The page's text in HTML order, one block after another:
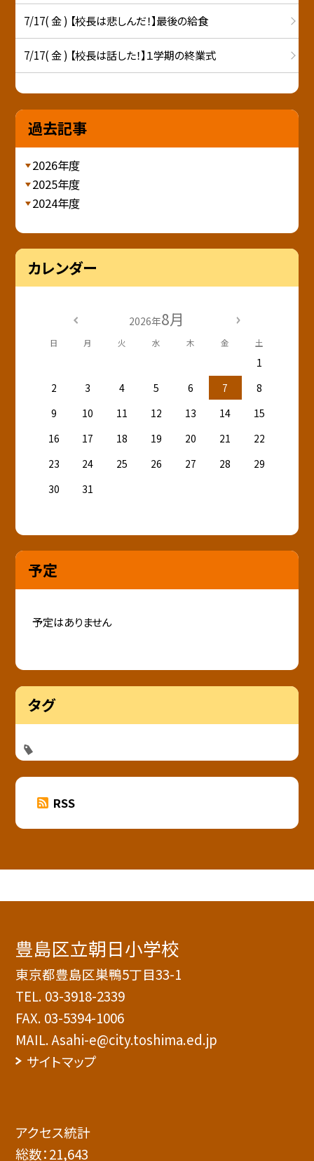
7/17( 金 ) 【校長は悲しんだ！】最後の給食
7/17( 金 ) 【校長は話した！】１学期の終業式
過去記事
2026年度
2025年度
2024年度
カレンダー
2026年8月
日 月 火 水 木 金 土
1
2
3 4 5 6 7
8
9
10 11 12 13 14
15
16
17 18 19 20 21
22
23
24 25 26 27 28
29
30
31
予定
予定はありません
タグ
RSS
豊島区立朝日小学校
東京都豊島区巣鴨5丁目33-1
TEL. 03-3918-2339
FAX. 03-5394-1006
MAIL. Asahi-e@city.toshima.ed.jp
サイトマップ
アクセス統計
総数：21,643